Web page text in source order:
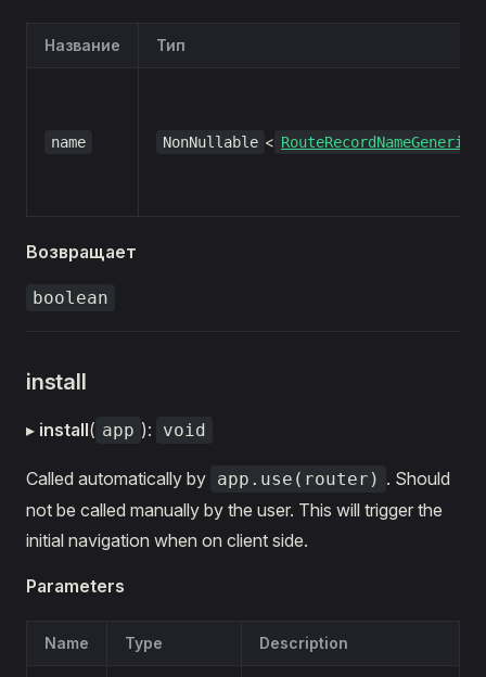
Название Тип
name NonNullable < RouteRecordNameGeneric
Возвращает
boolean
install
▸ install( app ): void
Called automatically by app.use(router) . Should
not be called manually by the user. This will trigger the
initial navigation when on client side.
Parameters
Name Type Description